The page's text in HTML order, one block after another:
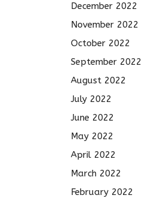
December 2022
November 2022
October 2022
September 2022
August 2022
July 2022
June 2022
May 2022
April 2022
March 2022
February 2022